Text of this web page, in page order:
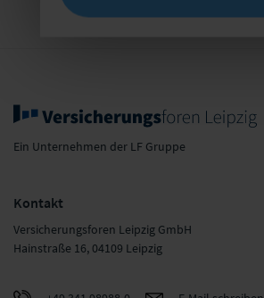
Ein Unternehmen der LF Gruppe
Kontakt
Versicherungsforen Leipzig GmbH
Hainstraße 16, 04109 Leipzig